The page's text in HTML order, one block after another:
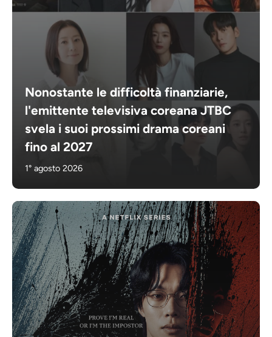
Nonostante le difficoltà finanziarie,
l'emittente televisiva coreana JTBC
svela i suoi prossimi drama coreani
fino al 2027
1° agosto 2026